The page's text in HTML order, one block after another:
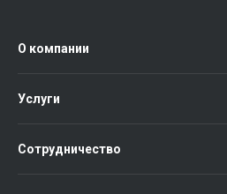
О компании
Услуги
Сотрудничество